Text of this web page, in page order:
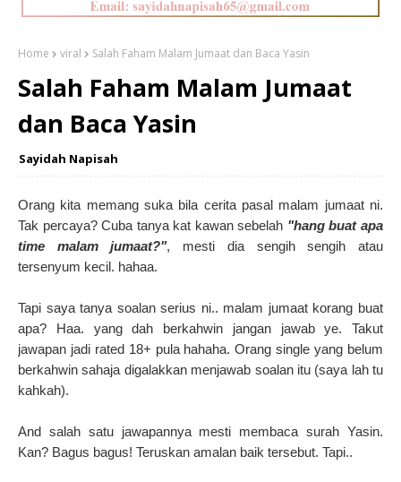
Home viral Salah Faham Malam Jumaat dan Baca Yasin
Salah Faham Malam Jumaat
dan Baca Yasin
Sayidah Napisah
Orang kita memang suka bila cerita pasal malam jumaat ni.
Tak percaya? Cuba tanya kat kawan sebelah "hang buat apa
time malam jumaat?", mesti dia sengih sengih atau
tersenyum kecil. hahaa.
Tapi saya tanya soalan serius ni.. malam jumaat korang buat
apa? Haa. yang dah berkahwin jangan jawab ye. Takut
jawapan jadi rated 18+ pula hahaha. Orang single yang belum
berkahwin sahaja digalakkan menjawab soalan itu (saya lah tu
kahkah).
And salah satu jawapannya mesti membaca surah Yasin.
Kan? Bagus bagus! Teruskan amalan baik tersebut. Tapi..